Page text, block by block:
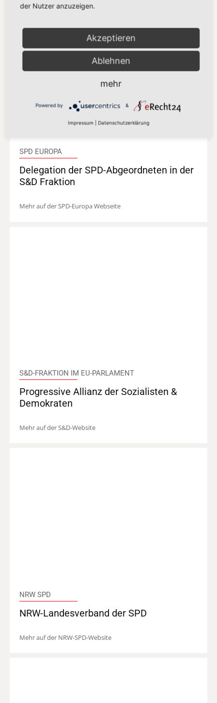
SPD EUROPA
Delegation der SPD-Abgeordneten in der
S&D Fraktion
Mehr auf der SPD-Europa Webseite
S&D-FRAKTION IM EU-PARLAMENT
Progressive Allianz der Sozialisten &
Demokraten
Mehr auf der S&D-Website
NRW SPD
NRW-Landesverband der SPD
Mehr auf der NRW-SPD-Website
der Nutzer anzuzeigen.
Akzeptieren
Ablehnen
mehr
Powered by &
Impressum Datenschutzerklärung